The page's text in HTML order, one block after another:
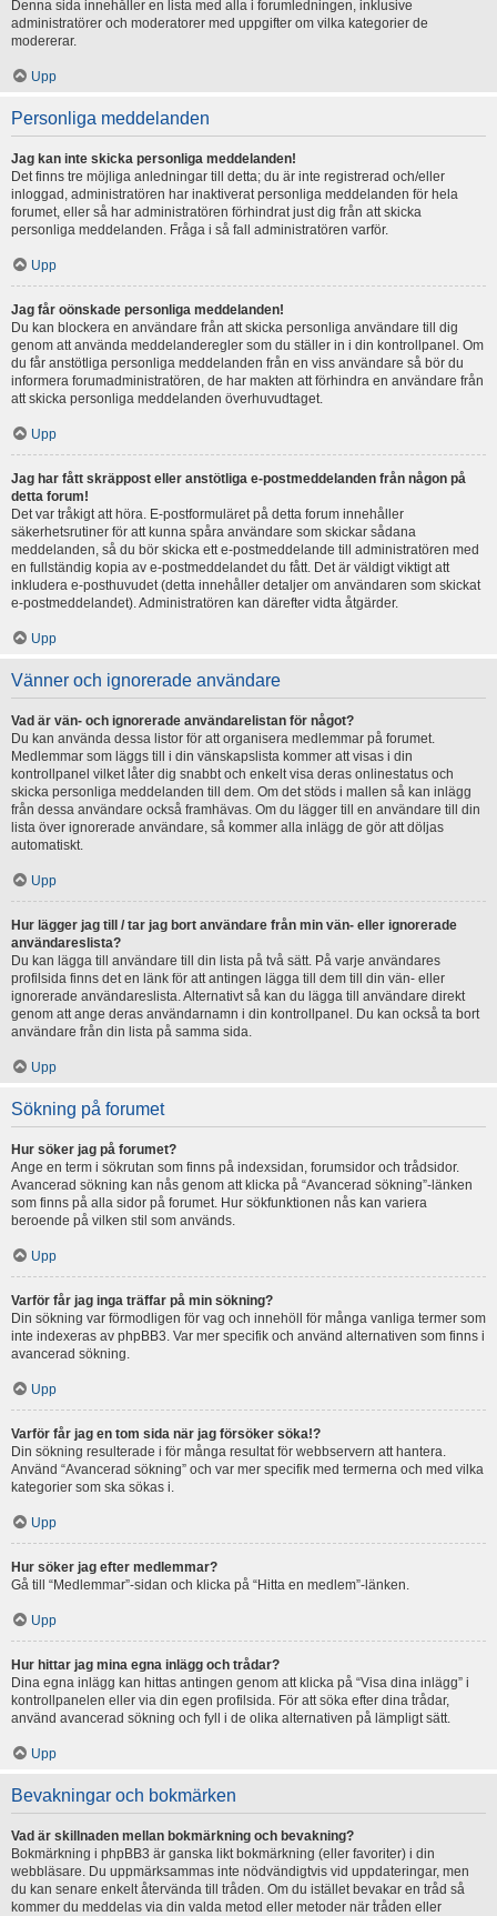
Denna sida innehåller en lista med alla i forumledningen, inklusive
administratörer och moderatorer med uppgifter om vilka kategorier de
modererar.
Upp
Personliga meddelanden
Jag kan inte skicka personliga meddelanden!
Det finns tre möjliga anledningar till detta; du är inte registrerad och/eller
inloggad, administratören har inaktiverat personliga meddelanden för hela
forumet, eller så har administratören förhindrat just dig från att skicka
personliga meddelanden. Fråga i så fall administratören varför.
Upp
Jag får oönskade personliga meddelanden!
Du kan blockera en användare från att skicka personliga användare till dig
genom att använda meddelanderegler som du ställer in i din kontrollpanel. Om
du får anstötliga personliga meddelanden från en viss användare så bör du
informera forumadministratören, de har makten att förhindra en användare från
att skicka personliga meddelanden överhuvudtaget.
Upp
Jag har fått skräppost eller anstötliga e-postmeddelanden från någon på
detta forum!
Det var tråkigt att höra. E-postformuläret på detta forum innehåller
säkerhetsrutiner för att kunna spåra användare som skickar sådana
meddelanden, så du bör skicka ett e-postmeddelande till administratören med
en fullständig kopia av e-postmeddelandet du fått. Det är väldigt viktigt att
inkludera e-posthuvudet (detta innehåller detaljer om användaren som skickat
e-postmeddelandet). Administratören kan därefter vidta åtgärder.
Upp
Vänner och ignorerade användare
Vad är vän- och ignorerade användarelistan för något?
Du kan använda dessa listor för att organisera medlemmar på forumet.
Medlemmar som läggs till i din vänskapslista kommer att visas i din
kontrollpanel vilket låter dig snabbt och enkelt visa deras onlinestatus och
skicka personliga meddelanden till dem. Om det stöds i mallen så kan inlägg
från dessa användare också framhävas. Om du lägger till en användare till din
lista över ignorerade användare, så kommer alla inlägg de gör att döljas
automatiskt.
Upp
Hur lägger jag till / tar jag bort användare från min vän- eller ignorerade
användareslista?
Du kan lägga till användare till din lista på två sätt. På varje användares
profilsida finns det en länk för att antingen lägga till dem till din vän- eller
ignorerade användareslista. Alternativt så kan du lägga till användare direkt
genom att ange deras användarnamn i din kontrollpanel. Du kan också ta bort
användare från din lista på samma sida.
Upp
Sökning på forumet
Hur söker jag på forumet?
Ange en term i sökrutan som finns på indexsidan, forumsidor och trådsidor.
Avancerad sökning kan nås genom att klicka på “Avancerad sökning”-länken
som finns på alla sidor på forumet. Hur sökfunktionen nås kan variera
beroende på vilken stil som används.
Upp
Varför får jag inga träffar på min sökning?
Din sökning var förmodligen för vag och innehöll för många vanliga termer som
inte indexeras av phpBB3. Var mer specifik och använd alternativen som finns i
avancerad sökning.
Upp
Varför får jag en tom sida när jag försöker söka!?
Din sökning resulterade i för många resultat för webbservern att hantera.
Använd “Avancerad sökning” och var mer specifik med termerna och med vilka
kategorier som ska sökas i.
Upp
Hur söker jag efter medlemmar?
Gå till “Medlemmar”-sidan och klicka på “Hitta en medlem”-länken.
Upp
Hur hittar jag mina egna inlägg och trådar?
Dina egna inlägg kan hittas antingen genom att klicka på “Visa dina inlägg” i
kontrollpanelen eller via din egen profilsida. För att söka efter dina trådar,
använd avancerad sökning och fyll i de olika alternativen på lämpligt sätt.
Upp
Bevakningar och bokmärken
Vad är skillnaden mellan bokmärkning och bevakning?
Bokmärkning i phpBB3 är ganska likt bokmärkning (eller favoriter) i din
webbläsare. Du uppmärksammas inte nödvändigtvis vid uppdateringar, men
du kan senare enkelt återvända till tråden. Om du istället bevakar en tråd så
kommer du meddelas via din valda metod eller metoder när tråden eller